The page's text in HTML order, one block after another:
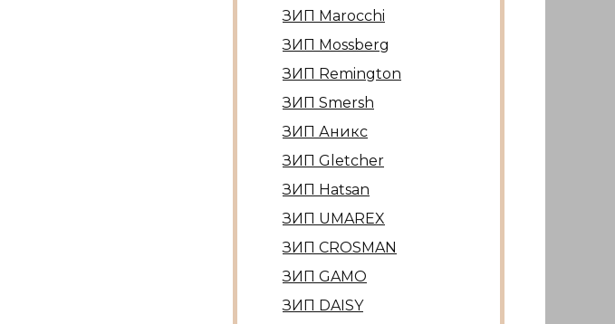
ЗИП Marocсhi
ЗИП Mossberg
ЗИП Remington
ЗИП Smersh
ЗИП Аникс
ЗИП Gletcher
ЗИП Hatsan
ЗИП UMAREX
ЗИП CROSMAN
ЗИП GAMO
ЗИП DAISY